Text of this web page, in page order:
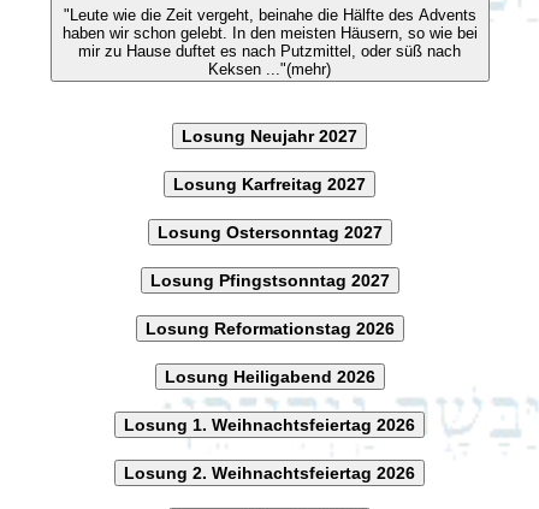
"Leute wie die Zeit vergeht, beinahe die Hälfte des Advents
haben wir schon gelebt. In den meisten Häusern, so wie bei
mir zu Hause duftet es nach Putzmittel, oder süß nach
Keksen ..."(mehr)
Losung Neujahr 2027
Losung Karfreitag 2027
Losung Ostersonntag 2027
Losung Pfingstsonntag 2027
Losung Reformationstag 2026
Losung Heiligabend 2026
Losung 1. Weihnachtsfeiertag 2026
Losung 2. Weihnachtsfeiertag 2026